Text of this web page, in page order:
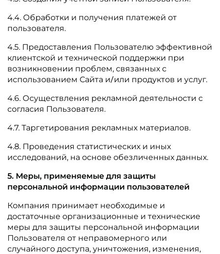
4.4. Обработки и получения платежей от
пользователя.
4.5. Предоставления Пользователю эффективной
клиентской и технической поддержки при
возникновении проблем, связанных с
использованием Сайта и/или продуктов и услуг.
4.6. Осуществления рекламной деятельности с
согласия Пользователя.
4.7. Таргетирования рекламных материалов.
4.8. Проведения статистических и иных
исследований, на основе обезличенных данных.
5. Меры, применяемые для защиты
персональной информации пользователей
Компания принимает необходимые и
достаточные организационные и технические
меры для защиты персональной информации
Пользователя от неправомерного или
случайного доступа, уничтожения, изменения,